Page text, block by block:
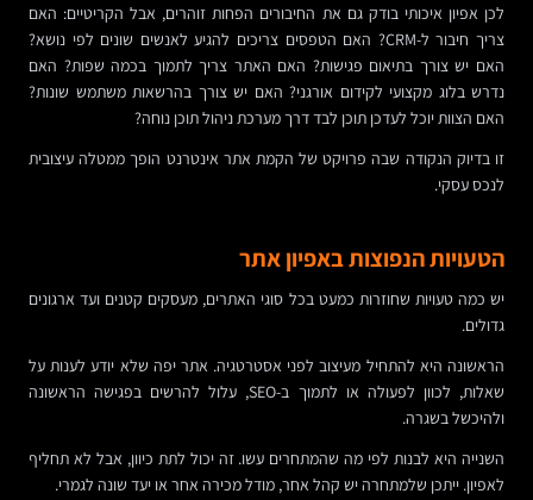
לכן אפיון איכותי בודק גם את החיבורים הפחות זוהרים, אבל הקריטיים: האם
צריך חיבור ל-CRM? האם הטפסים צריכים להגיע לאנשים שונים לפי נושא?
האם יש צורך בתיאום פגישות? האם האתר צריך לתמוך בכמה שפות? האם
נדרש בלוג מקצועי לקידום אורגני? האם יש צורך בהרשאות משתמש שונות?
האם הצוות יוכל לעדכן תוכן לבד דרך מערכת ניהול תוכן נוחה?
זו בדיוק הנקודה שבה פרויקט של הקמת אתר אינטרנט הופך ממטלה עיצובית
לנכס עסקי.
הטעויות הנפוצות באפיון אתר
יש כמה טעויות שחוזרות כמעט בכל סוגי האתרים, מעסקים קטנים ועד ארגונים
גדולים.
הראשונה היא להתחיל מעיצוב לפני אסטרטגיה. אתר יפה שלא יודע לענות על
שאלות, לכוון לפעולה או לתמוך ב-SEO, עלול להרשים בפגישה הראשונה
ולהיכשל בשגרה.
השנייה היא לבנות לפי מה שהמתחרים עשו. זה יכול לתת כיוון, אבל לא תחליף
לאפיון. ייתכן שלמתחרה יש קהל אחר, מודל מכירה אחר או יעד שונה לגמרי.